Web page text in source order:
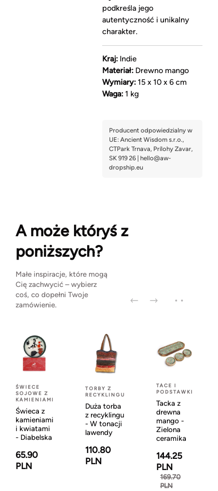
podkreśla jego
autentyczność i unikalny
charakter.
Kraj:Indie
Materiał:Drewno mango
Wymiary:15 x 10 x 6 cm
Waga:1 kg
A może któryś z
poniższych?
Małe inspiracje, które mogą
Cię zachwycić – wybierz
coś, co dopełni Twoje
zamówienie.
ŚWIECE
SOJOWE Z
KAMIENIAMI
Świeca z
kamieniami
i kwiatami
- Diabelska
65.90
PLN
TORBY Z
RECYKLINGU
Duża torba
z recyklingu
- W tonacji
lawendy
110.80
PLN
TACE I
PODSTAWKI
Tacka z
drewna
mango -
Zielona
ceramika
144.25
PLN
169.70
PLN